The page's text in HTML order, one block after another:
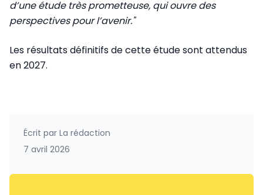
d’une étude très prometteuse, qui ouvre des
perspectives pour l’avenir."
Les résultats définitifs de cette étude sont attendus
en 2027.
Écrit par La rédaction
7 avril 2026